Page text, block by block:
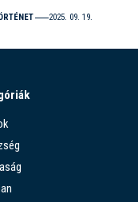
2025. 09. 19.